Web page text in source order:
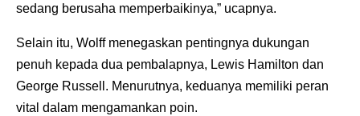
sedang berusaha memperbaikinya,” ucapnya.
Selain itu, Wolff menegaskan pentingnya dukungan
penuh kepada dua pembalapnya, Lewis Hamilton dan
George Russell. Menurutnya, keduanya memiliki peran
vital dalam mengamankan poin.